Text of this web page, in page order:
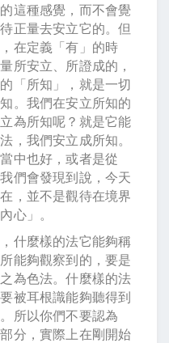
這種感覺，而不會覺
正量去安立它的。但
在定義「有」的時
所安立、所證成的，
「所知」，就是一切
。我們在安立所知的
為所知呢？就是它能
，我們安立成所知。
中也好，或者是從
們會發現到說，今天
，並不是觀待在境界
心」。
什麼樣的法它能夠稱
能夠觀察到的，要是
為色法。什麼樣的法
被耳根識能夠聽得到
所以你們不要認為
分，實際上在剛開始